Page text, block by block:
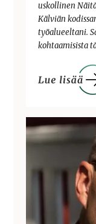
uskollinen
Kälviän
työalueeltani.
kohtaamisista